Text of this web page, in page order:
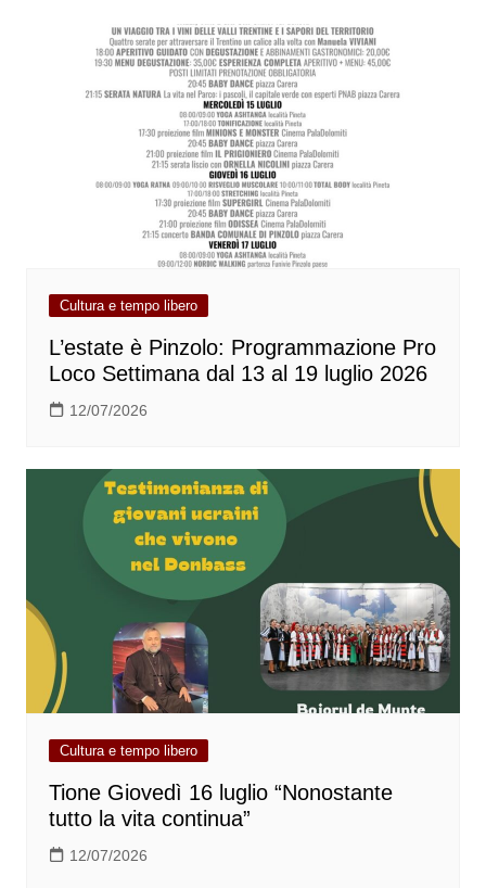
Cultura e tempo libero
L’estate è Pinzolo: Programmazione Pro
Loco Settimana dal 13 al 19 luglio 2026
12/07/2026
Cultura e tempo libero
Tione Giovedì 16 luglio “Nonostante
tutto la vita continua”
12/07/2026